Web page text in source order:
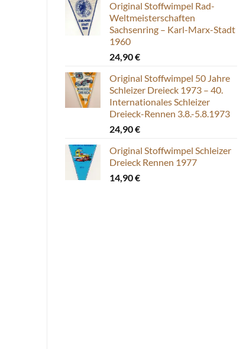
Original Stoffwimpel Rad-
Weltmeisterschaften
Sachsenring – Karl-Marx-Stadt
1960
24,90€
Original Stoffwimpel 50 Jahre
Schleizer Dreieck 1973 – 40.
Internationales Schleizer
Dreieck-Rennen 3.8.-5.8.1973
24,90€
Original Stoffwimpel Schleizer
Dreieck Rennen 1977
14,90€